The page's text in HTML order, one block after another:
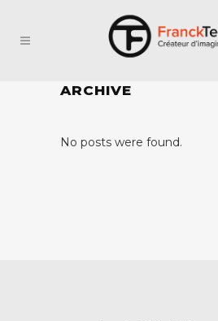
ARCHIVE
No posts were found.